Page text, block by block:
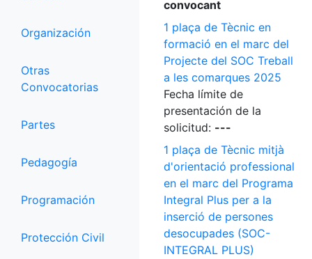
Organización
Otras
Convocatorias
Partes
Pedagogía
Programación
Protección Civil
convocant
1 plaça de Tècnic en
formació en el marc del
Projecte del SOC Treball
a les comarques 2025
Fecha límite de
presentación de la
solicitud: ---
1 plaça de Tècnic mitjà
d'orientació professional
en el marc del Programa
Integral Plus per a la
inserció de persones
desocupades (SOC-
INTEGRAL PLUS)